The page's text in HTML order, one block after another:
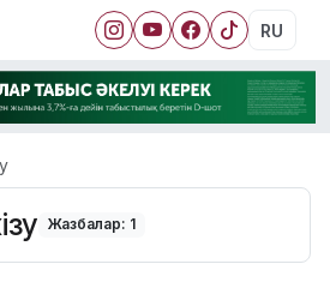
RU
Жазбалар: 1